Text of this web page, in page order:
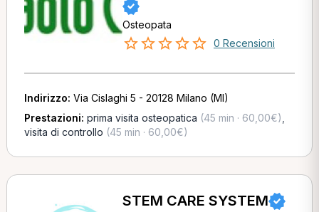
Osteopata
0 Recensioni
Indirizzo: Via Cislaghi 5 - 20128 Milano (MI)
Prestazioni: prima visita osteopatica (45 min · 60,00€)
visita di controllo (45 min · 60,00€)
STEM CARE SYSTEM